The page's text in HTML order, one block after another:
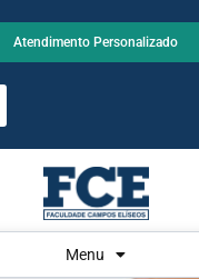
Atendimento Personalizado
Menu